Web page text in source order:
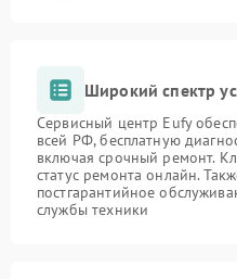
Широкий спектр
Сервисный центр Eufy
всей РФ, бесплатную
включая срочный ремонт.
статус ремонта онлайн.
постгарантийное
службы техники